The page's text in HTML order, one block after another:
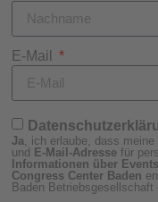
E-Mail
Ja , ich erlaube, dass
und E-Mail-Adressefür
Informationen über
Congress Center Baden
Baden Betriebsgesellschaft